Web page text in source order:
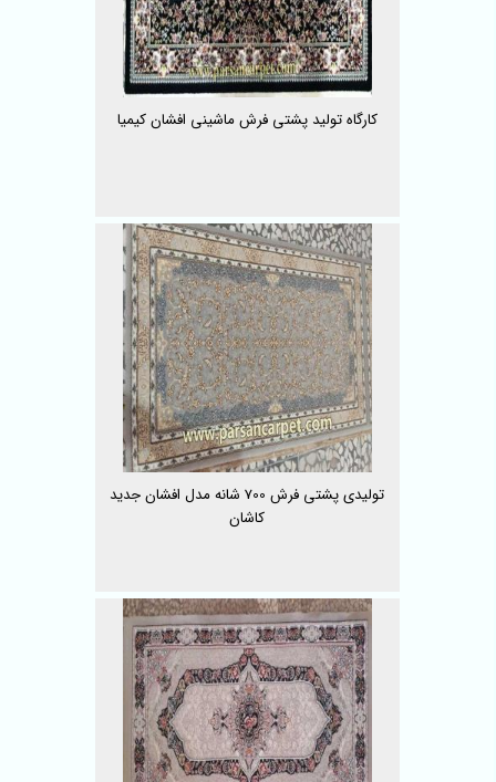
کارگاه تولید پشتی فرش ماشینی افشان کیمیا
تولیدی پشتی فرش 700 شانه مدل افشان جدید
کاشان